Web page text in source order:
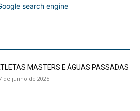
MASTERS E ÁGUAS PASSADAS
de junho de 2025